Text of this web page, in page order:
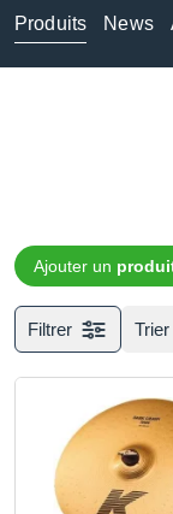
Produits News
Ajouter un
Filtrer Trier